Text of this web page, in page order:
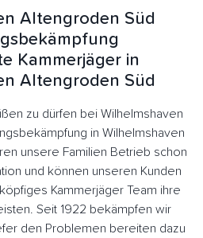
Altengroden Süd
Kammerjäger in
Altengroden Süd
zu dürfen bei Wilhelmshaven
in Wilhelmshaven
unsere Familien Betrieb schon
und können unseren Kunden
Kammerjäger Team ihre
Seit 1922 bekämpfen wir
den Problemen bereiten dazu